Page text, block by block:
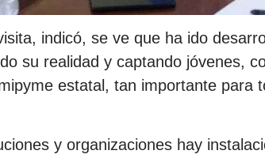
indicó, se ve que ha ido
su realidad y captando jóvenes,
estatal, tan importante para
y organizaciones hay